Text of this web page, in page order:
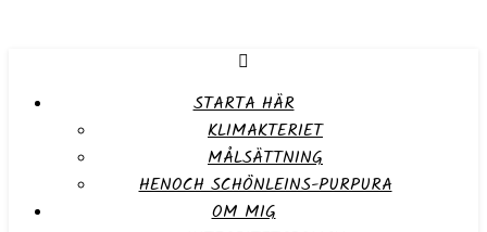
STARTA HÄR
KLIMAKTERIET
MÅLSÄTTNING
HENOCH SCHÖNLEINS-PURPURA
OM MIG